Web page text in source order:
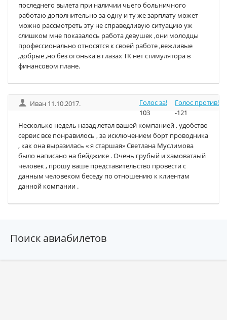
последнего вылета при наличии чьего больничного
работаю дополнительно за одну и ту же зарплату может
можно рассмотреть эту не справедливую ситуацию уж
слишком мне показалось работа девушек ,они молодцы
профессионально относятся к своей работе ,вежливые
,добрые ,но без огонька в глазах ТК нет стимулятора в
финансовом плане.
Иван 11.10.2017.
Голос за!
103
Голос против!
-121
Несколько недель назад летал вашей компанией , удобство
сервис все понравилось , за исключением борт проводника
, как она выразилась « я старшая» Светлана Муслимова
было написано на бейджике . Очень грубый и хамоватаый
человек , прошу ваше представительство провести с
данным человеком беседу по отношению к клиентам
данной компании .
Поиск авиабилетов